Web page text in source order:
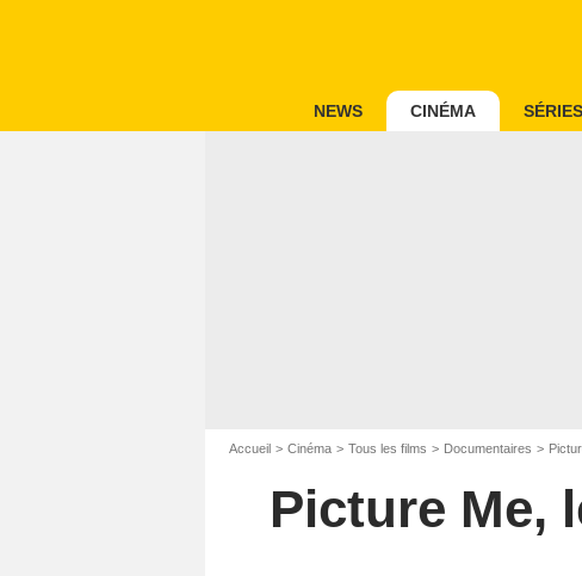
NEWS CINÉMA SÉRIES
Accueil Cinéma Tous les films Documentaires
Picture Me,